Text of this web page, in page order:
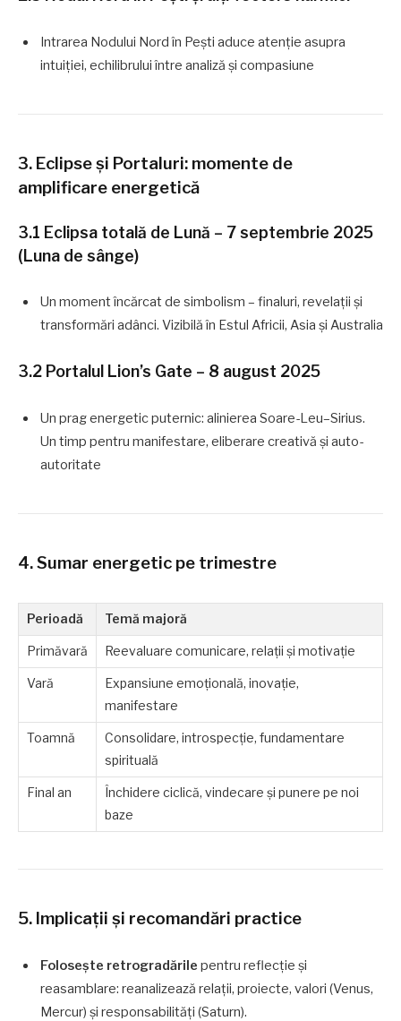
Intrarea Nodului Nord în Pești aduce atenție asupra
intuiției, echilibrului între analiză și compasiune
3. Eclipse și Portaluri: momente de
amplificare energetică
3.1 Eclipsa totală de Lună – 7 septembrie 2025
(Luna de sânge)
Un moment încărcat de simbolism – finaluri, revelații și
transformări adânci. Vizibilă în Estul Africii, Asia și Australia
3.2 Portalul Lion’s Gate – 8 august 2025
Un prag energetic puternic: alinierea Soare-Leu–Sirius.
Un timp pentru manifestare, eliberare creativă și auto-
autoritate
4. Sumar energetic pe trimestre
Perioadă Temă majoră
Primăvară Reevaluare comunicare, relații și motivație
Vară
Expansiune emoțională, inovație,
manifestare
Toamnă
Consolidare, introspecție, fundamentare
spirituală
Final an
Închidere ciclică, vindecare și punere pe noi
baze
5. Implicații și recomandări practice
Folosește retrogradările pentru reflecție și
reasamblare: reanalizează relații, proiecte, valori (Venus,
Mercur) și responsabilități (Saturn).